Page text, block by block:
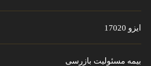
ایزو 17020
بیمه مسئولیت بازرسی